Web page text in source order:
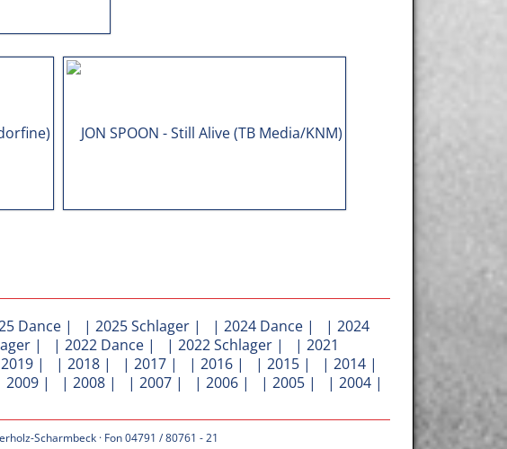
Dance | | 2025 Schlager | | 2024 Dance | | 2024
| | 2022 Dance | | 2022 Schlager | | 2021
2019 | | 2018 | | 2017 | | 2016 | | 2015 | | 2014 |
2009 | | 2008 | | 2007 | | 2006 | | 2005 | | 2004 |
Scharmbeck · Fon 04791 / 80761 - 21